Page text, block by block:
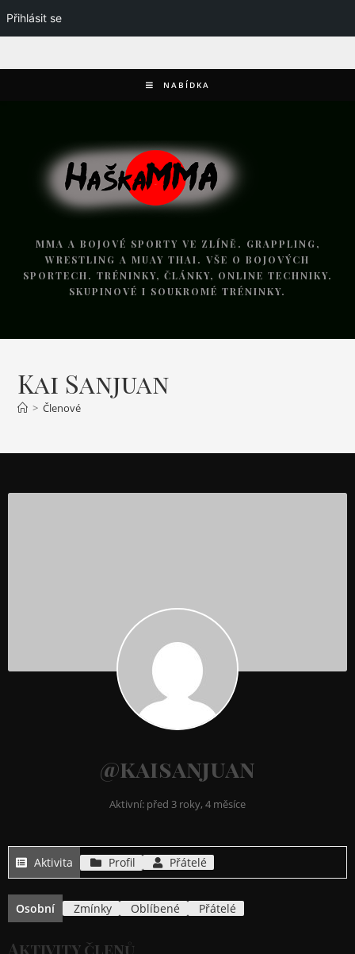
Přihlásit se
NABÍDKA
MMA A BOJOVÉ SPORTY VE ZLÍNĚ. GRAPPLING,
WRESTLING A MUAY THAI. VŠE O BOJOVÝCH
SPORTECH. TRÉNINKY, ČLÁNKY, ONLINE TECHNIKY.
SKUPINOVÉ I SOUKROMÉ TRÉNINKY.
Kai Sanjuan
> Členové
@kaisanjuan
Aktivní: před 3 roky, 4 měsíce
Aktivita Profil Přátelé
Osobní Zmínky Oblíbené Přátelé
Aktivity členů